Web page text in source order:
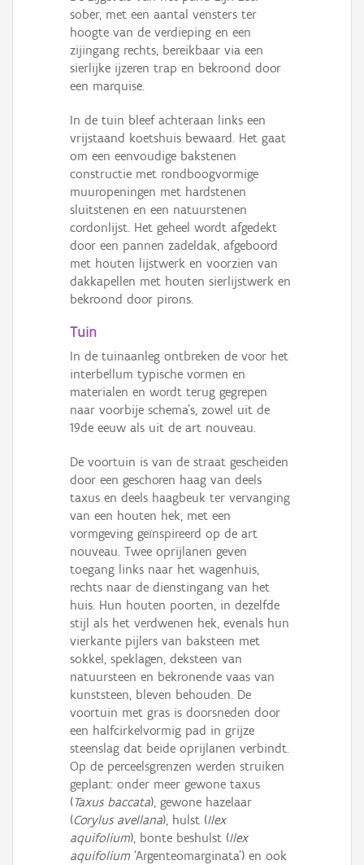
sober, met een aantal vensters ter
hoogte van de verdieping en een
zijingang rechts, bereikbaar via een
sierlijke ijzeren trap en bekroond door
een marquise.
In de tuin bleef achteraan links een
vrijstaand koetshuis bewaard. Het gaat
om een eenvoudige bakstenen
constructie met rondboogvormige
muuropeningen met hardstenen
sluitstenen en een natuurstenen
cordonlijst. Het geheel wordt afgedekt
door een pannen zadeldak, afgeboord
met houten lijstwerk en voorzien van
dakkapellen met houten sierlijstwerk en
bekroond door pirons.
Tuin
In de tuinaanleg ontbreken de voor het
interbellum typische vormen en
materialen en wordt terug gegrepen
naar voorbije schema's, zowel uit de
19de eeuw als uit de art nouveau.
De voortuin is van de straat gescheiden
door een geschoren haag van deels
taxus en deels haagbeuk ter vervanging
van een houten hek, met een
vormgeving geïnspireerd op de art
nouveau. Twee oprijlanen geven
toegang links naar het wagenhuis,
rechts naar de dienstingang van het
huis. Hun houten poorten, in dezelfde
stijl als het verdwenen hek, evenals hun
vierkante pijlers van baksteen met
sokkel, speklagen, deksteen van
natuursteen en bekronende vaas van
kunststeen, bleven behouden. De
voortuin met gras is doorsneden door
een halfcirkelvormig pad in grijze
steenslag dat beide oprijlanen verbindt.
Op de perceelsgrenzen werden struiken
geplant: onder meer gewone taxus
(Taxus baccata), gewone hazelaar
(Corylus avellana), hulst (Ilex
aquifolium), bonte beshulst (Ilex
aquifolium ‘Argenteomarginata’) en ook